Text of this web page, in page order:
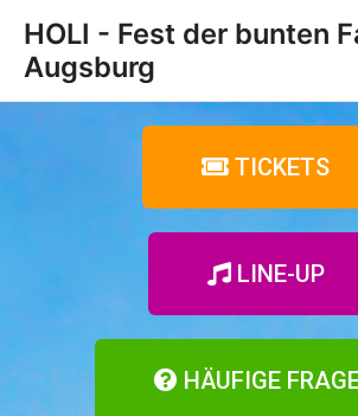
Inhalt
springen
HOLI - Fest der bunten
Augsburg
TICKETS
LINE-UP
HÄUFIGE